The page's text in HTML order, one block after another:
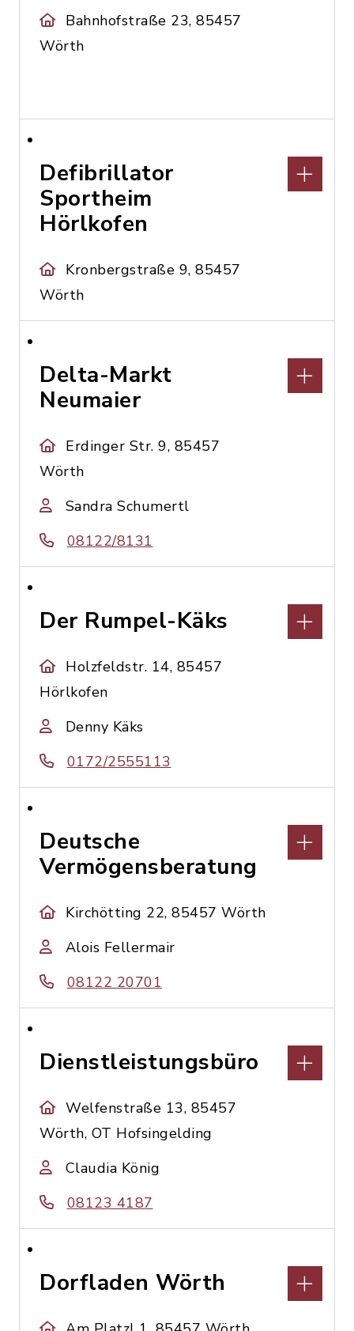
Bahnhofstraße 23, 85457
Wörth
Defibrillator
Sportheim
Hörlkofen
Kronbergstraße 9, 85457
Wörth
Delta-Markt
Neumaier
Erdinger Str. 9, 85457
Wörth
Sandra Schumertl
08122/8131
Der Rumpel-Käks
Holzfeldstr. 14, 85457
Hörlkofen
Denny Käks
0172/2555113
Deutsche
Vermögensberatung
Kirchötting 22, 85457 Wörth
Alois Fellermair
08122 20701
Dienstleistungsbüro
Welfenstraße 13, 85457
Wörth, OT Hofsingelding
Claudia König
08123 4187
Dorfladen Wörth